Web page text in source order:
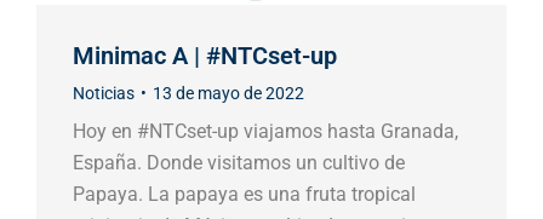
Minimac A | #NTCset-up
Noticias 13 de mayo de 2022
Hoy en #NTCset-up viajamos hasta Granada,
España. Donde visitamos un cultivo de
Papaya. La papaya es una fruta tropical